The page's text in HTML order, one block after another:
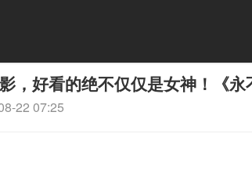
，好看的绝不仅仅是女神！《永
22 07:25